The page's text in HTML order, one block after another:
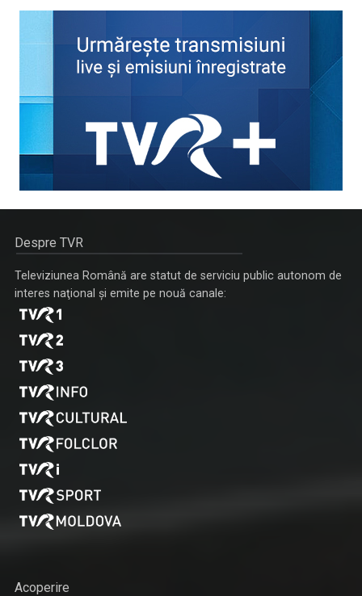
Despre TVR
Televiziunea Română are statut de serviciu public autonom de
interes naţional şi emite pe nouă canale:
Acoperire